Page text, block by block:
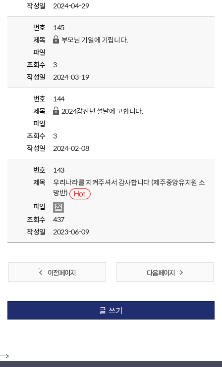
작성일
2024-04-29
번호
145
제목
부모님 기일에 기립니다.
파일
조회수
3
작성일
2024-03-19
번호
144
제목
2024갑진년 설날에 고합니다.
파일
조회수
3
작성일
2024-02-08
번호
143
제목
우리나라를 지켜주셔서 감사합니다 (제주중앙유치원 소
망반)
파일
조회수
437
작성일
2023-06-09
이전 페이지 다음 페이지
글 쓰기
-->